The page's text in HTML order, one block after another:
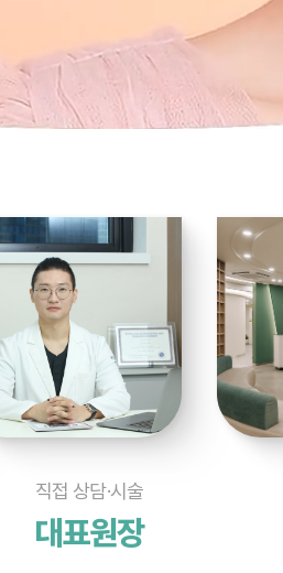
직접 상담·시술
대표원장